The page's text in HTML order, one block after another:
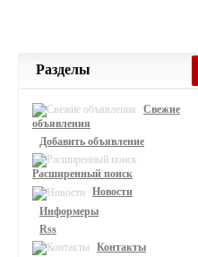
Разделы
Свежие
объявления
Добавить объявление
Расширенный поиск
Новости
Информеры
Rss
Контакты